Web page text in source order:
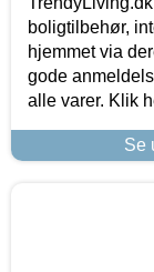
boligtilbehør,
hjemmet via
gode
alle varer. Klik
Se